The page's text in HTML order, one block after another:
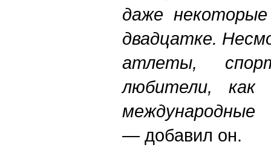
даже
двадцатке.
атлеты,
любители, как
— добавил он.